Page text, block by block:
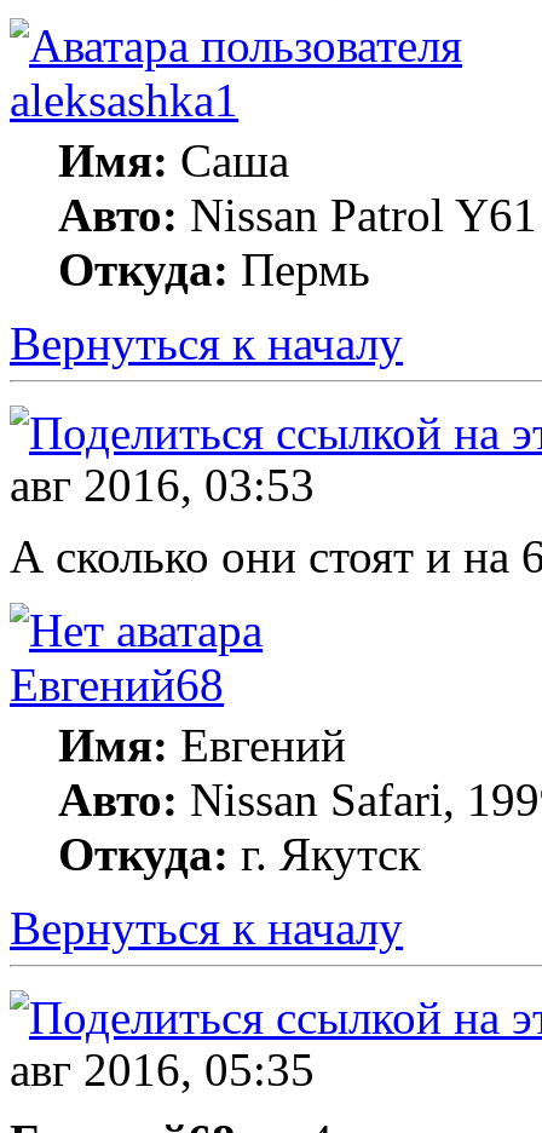
aleksashka1
Имя: Саша
Авто: Nissan Patrol
Откуда: Пермь
Вернуться к началу
авг 2016, 03:53
А сколько они стоят и на
Евгений68
Имя: Евгений
Авто: Nissan Safari,
Откуда: г. Якутск
Вернуться к началу
авг 2016, 05:35